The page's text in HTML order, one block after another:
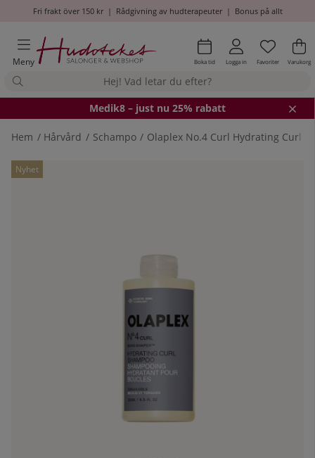
Fri frakt över 150 kr| Rådgivning av hudterapeuter| Bonus på allt
Meny Boka tid Logga in Antal i
.
Favoriter .
Varukorg
Medik8 – just nu 25% rabatt
Hem Hårvård Schampo Olaplex No.4 Curl Hydrating Curl
Nyhet
Produktbilder